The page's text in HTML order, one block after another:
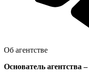
Об агентстве
Основатель агентства –